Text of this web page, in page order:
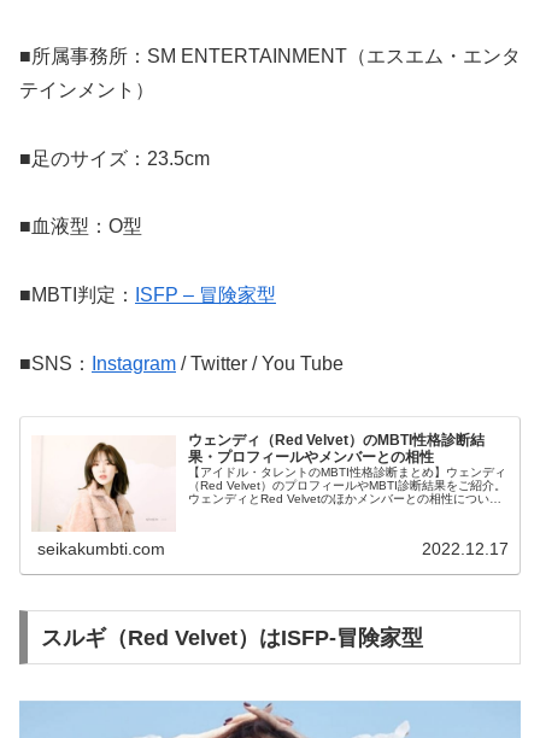
■所属事務所：SM ENTERTAINMENT（エスエム・エンタ
テインメント）
■足のサイズ：23.5cm
■血液型：O型
■MBTI判定： ISFP – 冒険家型
■SNS： Instagram / Twitter / You Tube
ウェンディ（Red Velvet）のMBTI性格診断結
果・プロフィールやメンバーとの相性
【アイドル・タレントのMBTI性格診断まとめ】ウェンディ
（Red Velvet）のプロフィールやMBTI診断結果をご紹介。
ウェンディとRed Velvetのほかメンバーとの相性について
seikakumbti.com 2022.12.17
スルギ（Red Velvet）はISFP-冒険家型